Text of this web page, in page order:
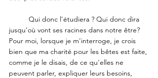
jusqu'où vont ses racines dans notre être?
Pour moi, lorsque je m'interroge, je crois
bien que ma charité pour les bêtes est faite,
comme je le disais, de ce qu'elles ne
peuvent parler, expliquer leurs besoins,